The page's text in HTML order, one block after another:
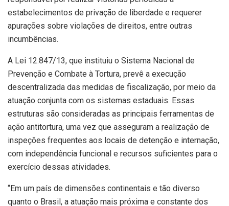
estabelecimentos de privação de liberdade e requerer
apurações sobre violações de direitos, entre outras
incumbências.
A Lei 12.847/13, que instituiu o Sistema Nacional de
Prevenção e Combate à Tortura, prevê a execução
descentralizada das medidas de fiscalização, por meio da
atuação conjunta com os sistemas estaduais. Essas
estruturas são consideradas as principais ferramentas de
ação antitortura, uma vez que asseguram a realização de
inspeções frequentes aos locais de detenção e internação,
com independência funcional e recursos suficientes para o
exercício dessas atividades.
“Em um país de dimensões continentais e tão diverso
quanto o Brasil, a atuação mais próxima e constante dos